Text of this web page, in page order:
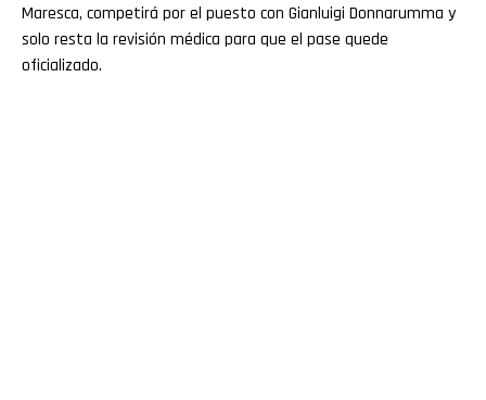
Maresca, competirá por el puesto con Gianluigi Donnarumma y
solo resta la revisión médica para que el pase quede
oficializado.